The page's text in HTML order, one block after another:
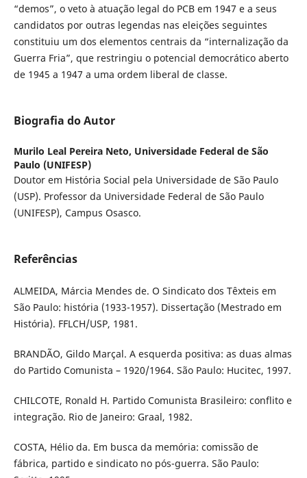
“demos”, o veto à atuação legal do PCB em 1947 e a seus
candidatos por outras legendas nas eleições seguintes
constituiu um dos elementos centrais da “internalização da
Guerra Fria”, que restringiu o potencial democrático aberto
de 1945 a 1947 a uma ordem liberal de classe.
Biografia do Autor
Murilo Leal Pereira Neto, Universidade Federal de São
Paulo (UNIFESP)
Doutor em História Social pela Universidade de São Paulo
(USP). Professor da Universidade Federal de São Paulo
(UNIFESP), Campus Osasco.
Referências
ALMEIDA, Márcia Mendes de. O Sindicato dos Têxteis em
São Paulo: história (1933-1957). Dissertação (Mestrado em
História). FFLCH/USP, 1981.
BRANDÃO, Gildo Marçal. A esquerda positiva: as duas almas
do Partido Comunista – 1920/1964. São Paulo: Hucitec, 1997.
CHILCOTE, Ronald H. Partido Comunista Brasileiro: conflito e
integração. Rio de Janeiro: Graal, 1982.
COSTA, Hélio da. Em busca da memória: comissão de
fábrica, partido e sindicato no pós-guerra. São Paulo: